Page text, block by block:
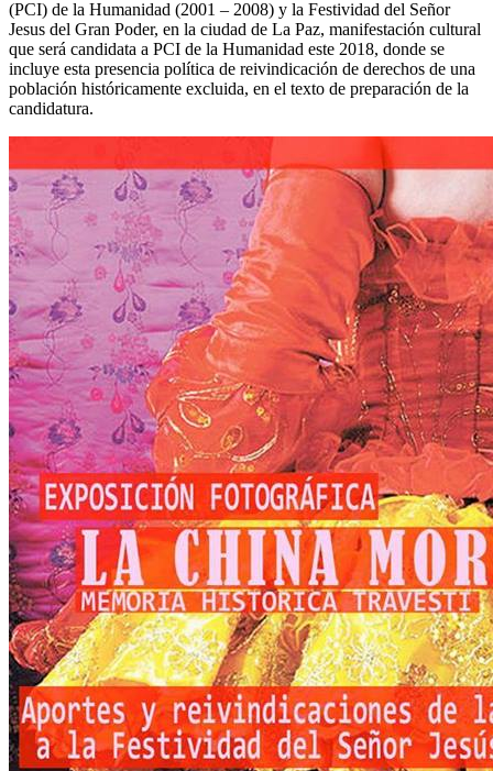
(PCI) de la Humanidad (2001 – 2008) y la Festividad del Señor
Jesus del Gran Poder, en la ciudad de La Paz, manifestación cultural
que será candidata a PCI de la Humanidad este 2018, donde se
incluye esta presencia política de reivindicación de derechos de una
población históricamente excluida, en el texto de preparación de la
candidatura.